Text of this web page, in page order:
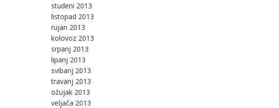
studeni 2013
listopad 2013
rujan 2013
kolovoz 2013
srpanj 2013
lipanj 2013
svibanj 2013
travanj 2013
ožujak 2013
veljača 2013